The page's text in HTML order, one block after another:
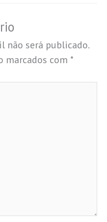
não será publicado.
marcados com *